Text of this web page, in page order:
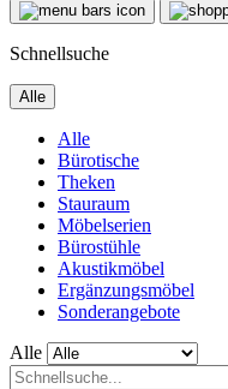
Schnellsuche
Alle
Alle
Bürotische
Theken
Stauraum
Möbelserien
Bürostühle
Akustikmöbel
Ergänzungsmöbel
Sonderangebote
Alle